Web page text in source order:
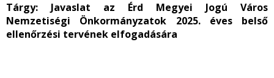
Tárgy: Javaslat az Érd Megyei Jogú Város
Nemzetiségi Önkormányzatok 2025. éves belső
ellenőrzési tervének elfogadására